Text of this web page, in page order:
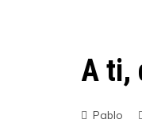
A ti,
Pablo